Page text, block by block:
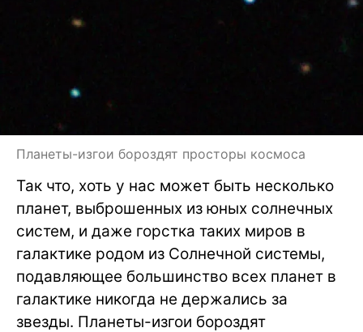
Планеты-изгои бороздят просторы космоса
Так что, хоть у нас может быть несколько
планет, выброшенных из юных солнечных
систем, и даже горстка таких миров в
галактике родом из Солнечной системы,
подавляющее большинство всех планет в
галактике никогда не держались за
звезды. Планеты-изгои бороздят